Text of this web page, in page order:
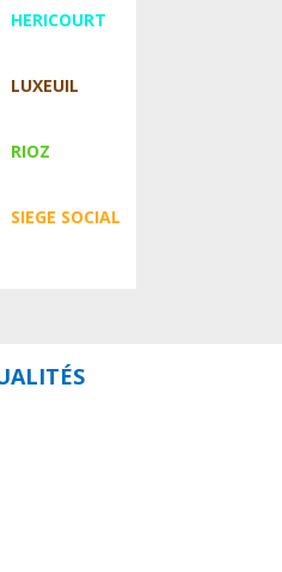
HERICOURT
LUXEUIL
RIOZ
SIEGE SOCIAL